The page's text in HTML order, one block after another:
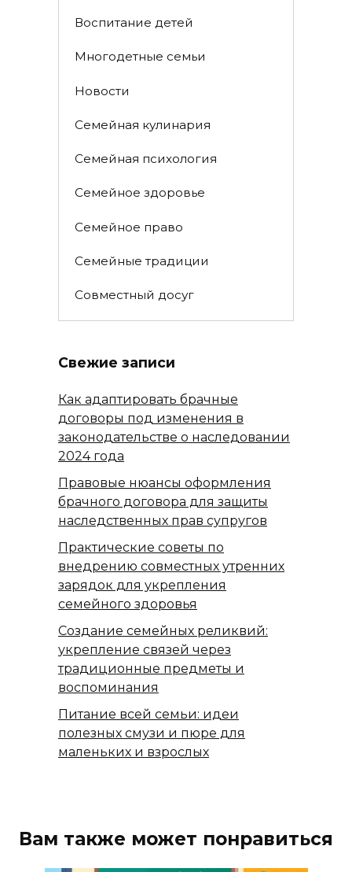
Воспитание детей
Многодетные семьи
Новости
Семейная кулинария
Семейная психология
Семейное здоровье
Семейное право
Семейные традиции
Совместный досуг
Свежие записи
Как адаптировать брачные
договоры под изменения в
законодательстве о наследовании
2024 года
Правовые нюансы оформления
брачного договора для защиты
наследственных прав супругов
Практические советы по
внедрению совместных утренних
зарядок для укрепления
семейного здоровья
Создание семейных реликвий:
укрепление связей через
традиционные предметы и
воспоминания
Питание всей семьи: идеи
полезных смузи и пюре для
маленьких и взрослых
Вам также может понравиться